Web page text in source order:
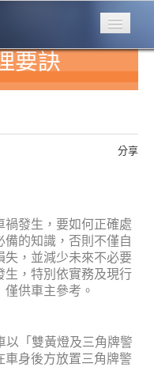
要訣
分享
禍發生，要如何正確處
的知識，否則不僅自
失，並減少未來不必要
生，特別依實務及現行
供車主參考。
以「雙黃燈及三角牌警
車身後方放置三角牌警